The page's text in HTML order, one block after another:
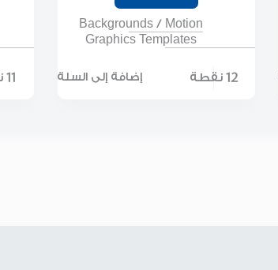
Backgrounds/ Motion
Graphics Templates
12 نقطة إضافة إلى السلة 11 نقطة